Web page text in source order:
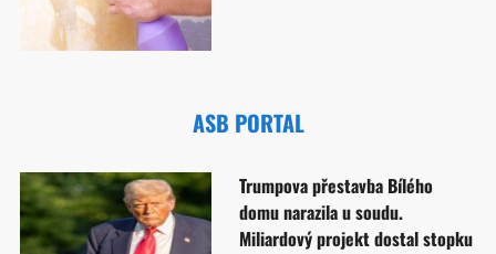
ASB PORTAL
Trumpova přestavba Bílého
domu narazila u soudu.
Miliardový projekt dostal stopku